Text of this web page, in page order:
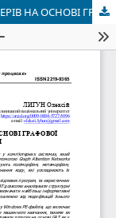
МЕТОД ВИЯВЛЕННЯ ЗЛОВМИСНИХ ДРОПЕРІВ НА ОСНОВІ ГРАФОВОЇ УВАГИ ТА МОДЕЛЕЙ ВИКЛИКІВ API